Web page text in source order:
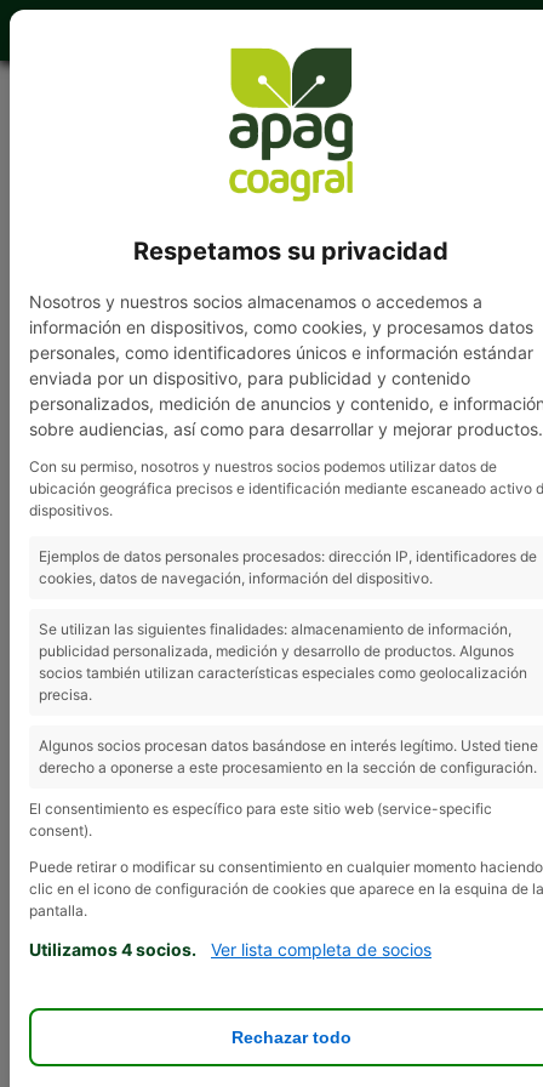
Grupo APAG»Noticias» Atención a la caducidad de
los carnés de Fitosanitarios
Atención a la caducidad
Fitosanitarios
9 marzo, 2012
APAG está impartiendo nuevos cursos para
la Renovación del Carné Oficial de
Manipulador de Productos Fitosanitarios.
Febrero en Guadalajara con la
Departamento Técnico Agrario de APAG
insiste a los agricultores en que miren la
fecha de expedición de sus carnés, ya que
éstos caducan a los 10 años de su
curso de renovación dentro de los tres
meses anteriores a la caducidad del
Respetamos su privacidad
Nosotros y nuestros socios almacenamos o accedemos a
información en dispositivos, como cookies, y procesamos datos
personales, como identificadores únicos e información estándar
enviada por un dispositivo, para publicidad y contenido
personalizados, medición de anuncios y contenido, e
sobre audiencias, así como para desarrollar y mejorar productos.
Con su permiso, nosotros y nuestros socios podemos utilizar datos de
ubicación geográfica precisos e identificación mediante escaneado activo
dispositivos.
Ejemplos de datos personales procesados: dirección IP, identificadores de
cookies, datos de navegación, información del dispositivo.
Se utilizan las siguientes finalidades: almacenamiento de información,
publicidad personalizada, medición y desarrollo de productos. Algunos
socios también utilizan características especiales como geolocalización
precisa.
Algunos socios procesan datos basándose en interés legítimo. Usted tiene
derecho a oponerse a este procesamiento en la sección de configuración.
El consentimiento es específico para este sitio web (service-specific
consent).
Puede retirar o modificar su consentimiento en cualquier momento haciendo
clic en el icono de configuración de cookies que aparece en la esquina de la
pantalla.
Utilizamos 4 socios. Ver lista completa de socios
Rechazar todo